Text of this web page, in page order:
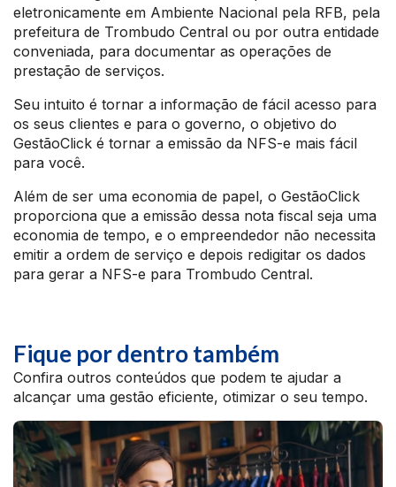
eletronicamente em Ambiente Nacional pela RFB, pela
prefeitura de Trombudo Central ou por outra entidade
conveniada, para documentar as operações de
prestação de serviços.
Seu intuito é tornar a informação de fácil acesso para
os seus clientes e para o governo, o objetivo do
GestãoClick é tornar a emissão da NFS-e mais fácil
para você.
Além de ser uma economia de papel, o GestãoClick
proporciona que a emissão dessa nota fiscal seja uma
economia de tempo, e o empreendedor não necessita
emitir a ordem de serviço e depois redigitar os dados
para gerar a NFS-e para Trombudo Central.
Fique por dentro também
Confira outros conteúdos que podem te ajudar a
alcançar uma gestão eficiente, otimizar o seu tempo.